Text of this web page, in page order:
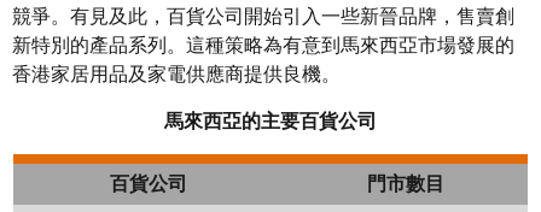
競爭。有見及此，百貨公司開始引入一些新晉品牌，售賣創
新特別的產品系列。這種策略為有意到馬來西亞市場發展的
香港家居用品及家電供應商提供良機。
馬來西亞的主要百貨公司
百貨公司
門市數目